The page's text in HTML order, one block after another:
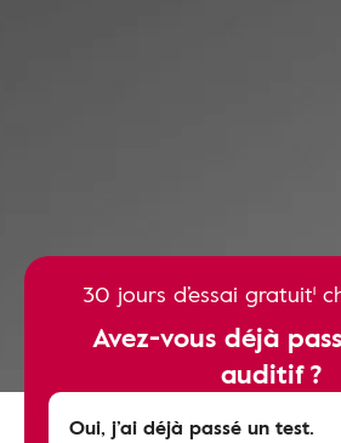
30 jours d’essai gratuit¹
Avez-vous déjà
auditif ?
Oui, j’ai déjà passé un test.